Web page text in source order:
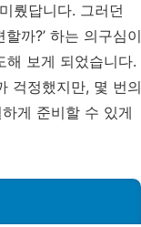
뤘답니다. 그러던
까?’ 하는 의구심이
해 보게 되었습니다.
걱정했지만, 몇 번의
게 준비할 수 있게